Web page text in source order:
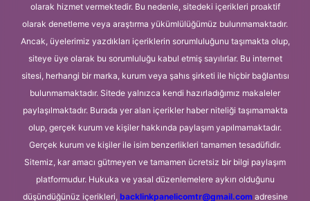
olarak hizmet vermektedir. Bu nedenle, sitedeki içerikleri proaktif
olarak denetleme veya araştırma yükümlülüğümüz bulunmamaktadır.
Ancak, üyelerimiz yazdıkları içeriklerin sorumluluğunu taşımakta olup,
siteye üye olarak bu sorumluluğu kabul etmiş sayılırlar. Bu internet
sitesi, herhangi bir marka, kurum veya şahıs şirketi ile hiçbir bağlantısı
bulunmamaktadır. Sitede yalnızca kendi hazırladığımız makaleler
paylaşılmaktadır. Burada yer alan içerikler haber niteliği taşımamakta
olup, gerçek kurum ve kişiler hakkında paylaşım yapılmamaktadır.
Gerçek kurum ve kişiler ile isim benzerlikleri tamamen tesadüfidir.
Sitemiz, kar amacı gütmeyen ve tamamen ücretsiz bir bilgi paylaşım
platformudur. Hukuka ve yasal düzenlemelere aykırı olduğunu
düşündüğünüz içerikleri, backlinkpanelicomtr@gmail.comadresine